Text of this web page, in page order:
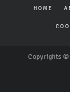
HOME
Copyrights ©